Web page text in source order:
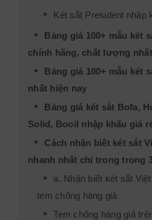
Két sắt President nhập
Bảng giá 100+ mẫu két
chính hãng, chất lượng
Bảng giá 100+ mẫu két
nhất hiện nay
Bảng giá két sắt Bofa,
Solid, Booil nhập khẩu giá
Cách nhận biết két sắt
nhanh nhất chỉ trong trong
a. Nhận biết két sắt
tem chống hàng giả
Tem chống hàng giả